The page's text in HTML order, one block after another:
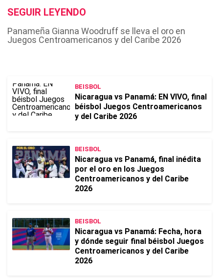
SEGUIR LEYENDO
Panameña Gianna Woodruff se lleva el oro en
Juegos Centroamericanos y del Caribe 2026
BEISBOL
Nicaragua vs Panamá: EN VIVO, final
béisbol Juegos Centroamericanos
y del Caribe 2026
BEISBOL
Nicaragua vs Panamá, final inédita
por el oro en los Juegos
Centroamericanos y del Caribe
2026
BEISBOL
Nicaragua vs Panamá: Fecha, hora
y dónde seguir final béisbol Juegos
Centroamericanos y del Caribe
2026